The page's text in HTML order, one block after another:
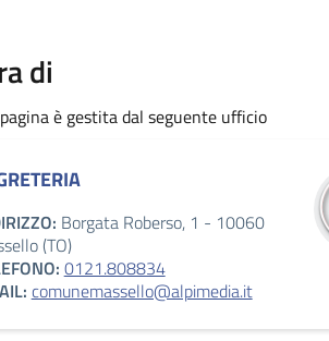
di
è gestita dal seguente ufficio
Borgata Roberso, 1 - 10060
(TO)
0121.808834
comunemassello@alpimedia.it